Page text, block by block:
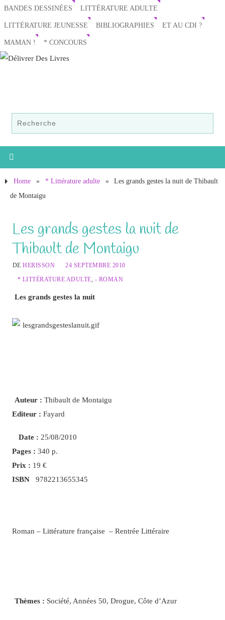
BANDES DESSINÉES LITTÉRATURE ADULTE
LITTÉRATURE JEUNESSE BIBLIOGRAPHIES ET AU CDI ?
MAMAN ! * CONCOURS
Home » * Littérature adulte »
Les grands gestes la nuit de Thibault
de Montaigu
Les grands gestes la nuit de
Thibault de Montaigu
DEHERISSON
24 SEPTEMBRE 2010
* LITTÉRATURE ADULTE, - ROMAN
Les grands gestes la nuit
Auteur : Thibault de Montaigu
Editeur : Fayard
Date : 25/08/2010
Pages : 340 p.
Prix : 19 €
ISBN
9782213655345
Roman – Littérature française – Rentrée Littéraire
Thèmes : Société, Années 50, Drogue, Côte d’Azur